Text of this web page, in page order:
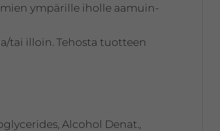
ympärille iholle aamuin-
tai illoin. Tehosta tuotteen
Alcohol Denat.,